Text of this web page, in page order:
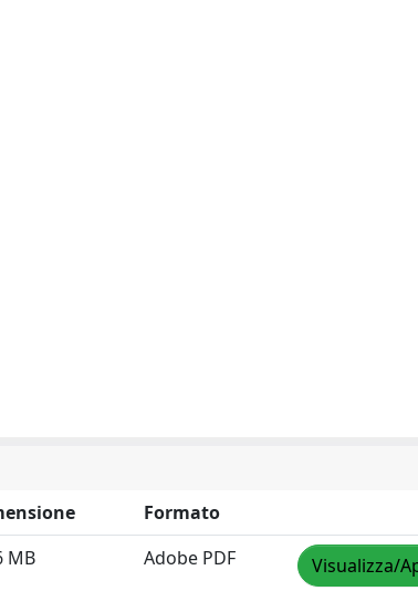
Formato
MB Adobe PDF Visualizza/